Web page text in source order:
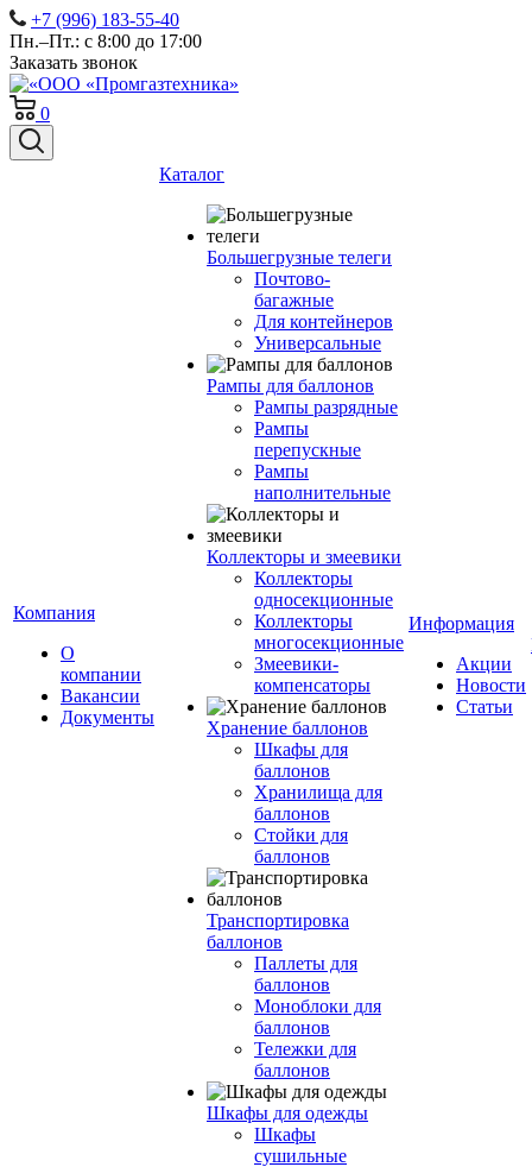
+7 (996) 183-55-40
Пн.–Пт.: с 8:00 до 17:00
Заказать звонок
0
Компания
О
компании
Вакансии
Документы
Каталог
Большегрузные телеги
Почтово-
багажные
Для контейнеров
Универсальные
Рампы для баллонов
Рампы разрядные
Рампы
перепускные
Рампы
наполнительные
Коллекторы и змеевики
Коллекторы
односекционные
Коллекторы
многосекционные
Змеевики-
компенсаторы
Хранение баллонов
Шкафы для
баллонов
Хранилища для
баллонов
Стойки для
баллонов
Транспортировка
баллонов
Паллеты для
баллонов
Моноблоки для
баллонов
Тележки для
баллонов
Шкафы для одежды
Шкафы
сушильные
Информация
Акции
Новости
Статьи